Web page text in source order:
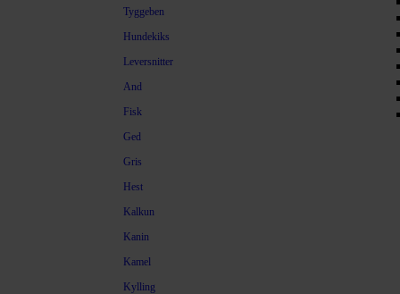
Tyggeben
Hundekiks
Leversnitter
And
Fisk
Ged
Gris
Hest
Kalkun
Kanin
Kamel
Kylling